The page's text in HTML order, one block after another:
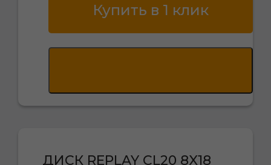
Купить в 1 клик
ДИСК REPLAY CL20 8X18